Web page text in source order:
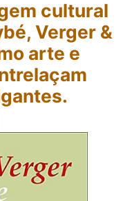
cultural
Verger &
arte e